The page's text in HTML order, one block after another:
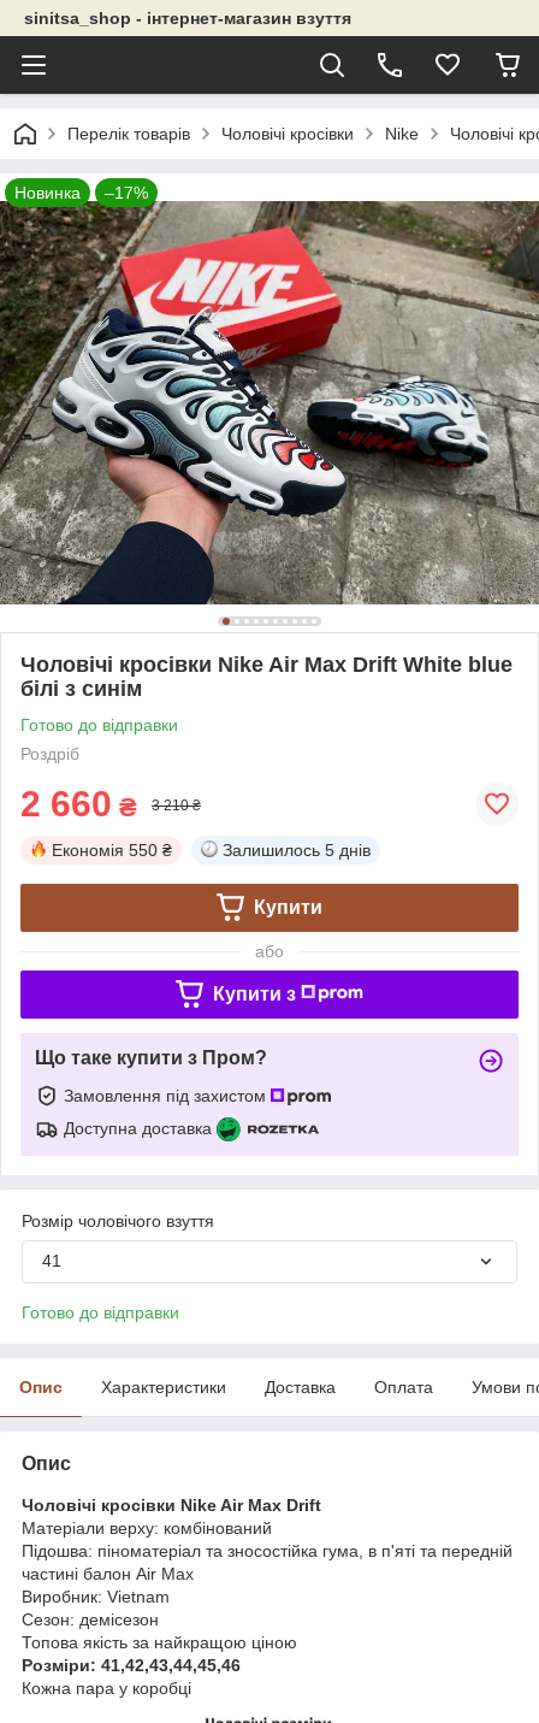
sinitsa_shop - інтернет-магазин взуття
Перелік товарів Чоловічі кросівки Nike Чоловічі
Новинка –17%
Чоловічі кросівки Nike Air Max Drift White blue
білі з синім
Готово до відправки
Роздріб
2 660 ₴ 3 210 ₴
Економія 550 ₴ Залишилось 5 днів
Купити
або
Купити з
Що таке купити з Пром?
Замовлення під захистом
Доступна доставка
Розмір чоловічого взуття
41
Готово до відправки
Опис Характеристики Доставка Оплата Умови
Опис
Чоловічі кросівки Nike Air Max Drift
Матеріали верху: комбінований
Підошва: піноматеріал та зносостійка гума, в п'яті та передній
частині балон Air Max
Виробник: Vietnam
Сезон: демісезон
Топова якість за найкращою ціною
Розміри: 41,42,43,44,45,46
Кожна пара у коробці